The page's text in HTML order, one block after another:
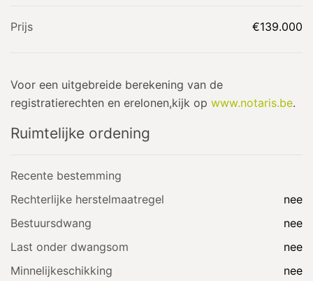
Prijs €139.000
Voor een uitgebreide berekening van de
registratierechten en erelonen,kijk op www.notaris.be.
Ruimtelijke ordening
Recente bestemming
Rechterlijke herstelmaatregel
nee
Bestuursdwang
nee
Last onder dwangsom
nee
Minnelijkeschikking
nee